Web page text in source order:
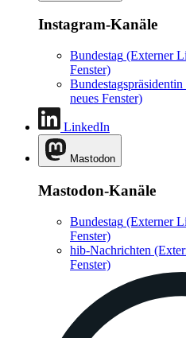
Instagram-Kanäle
Bundestag (Externer
Fenster)
Bundestagspräsidentin
neues Fenster)
LinkedIn
Mastodon
Mastodon-Kanäle
Bundestag (Externer
Fenster)
hib-Nachrichten
Fenster)